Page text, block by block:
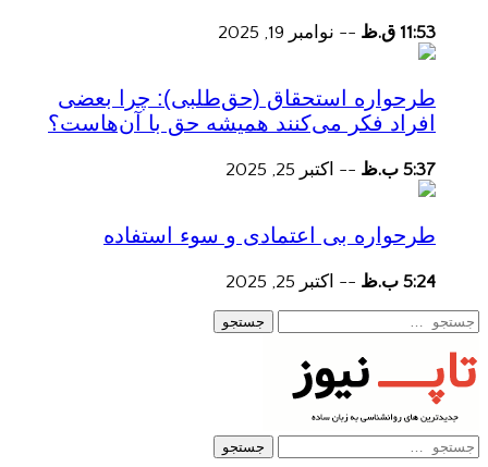
11:53 ق.ظ -- نوامبر 19, 2025
طرحواره استحقاق (حق‌طلبی): چرا بعضی
افراد فکر می‌کنند همیشه حق با آن‌هاست؟
5:37 ب.ظ -- اکتبر 25, 2025
طرحواره بی اعتمادی و سوء استفاده
5:24 ب.ظ -- اکتبر 25, 2025
جستجو
جستجو